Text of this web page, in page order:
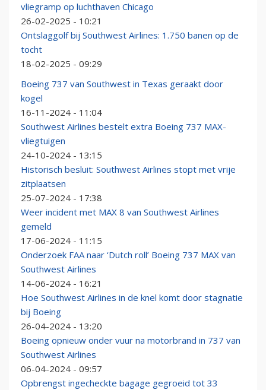
vliegramp op luchthaven Chicago
26-02-2025 - 10:21
Ontslaggolf bij Southwest Airlines: 1.750 banen op de
tocht
18-02-2025 - 09:29
Boeing 737 van Southwest in Texas geraakt door
kogel
16-11-2024 - 11:04
Southwest Airlines bestelt extra Boeing 737 MAX-
vliegtuigen
24-10-2024 - 13:15
Historisch besluit: Southwest Airlines stopt met vrije
zitplaatsen
25-07-2024 - 17:38
Weer incident met MAX 8 van Southwest Airlines
gemeld
17-06-2024 - 11:15
Onderzoek FAA naar ‘Dutch roll’ Boeing 737 MAX van
Southwest Airlines
14-06-2024 - 16:21
Hoe Southwest Airlines in de knel komt door stagnatie
bij Boeing
26-04-2024 - 13:20
Boeing opnieuw onder vuur na motorbrand in 737 van
Southwest Airlines
06-04-2024 - 09:57
Opbrengst ingecheckte bagage gegroeid tot 33